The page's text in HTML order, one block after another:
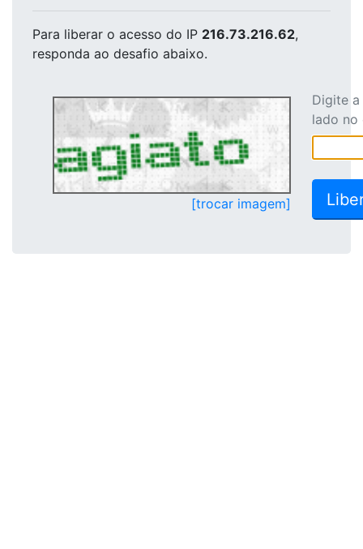
Para liberar o acesso do IP 216.73.216.62,
responda ao desafio abaixo.
[trocar imagem]
Digite
lado no